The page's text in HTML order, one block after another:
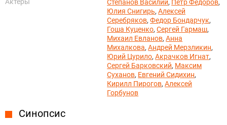
Степанов Василий, Петр Федоров,
Юлия Снигирь,Алексей
Серебряков,Федор Бондарчук,
Гоша Куценко,Сергей Гармаш,
Михаил Евланов,Анна
Михалкова,Андрей Мерзликин,
Юрий Цурило,Акрачков Игнат,
Сергей Барковский, Максим
Суханов, Евгений Сидихин,
Кирилл Пирогов,Алексей
Горбунов
Синопсис